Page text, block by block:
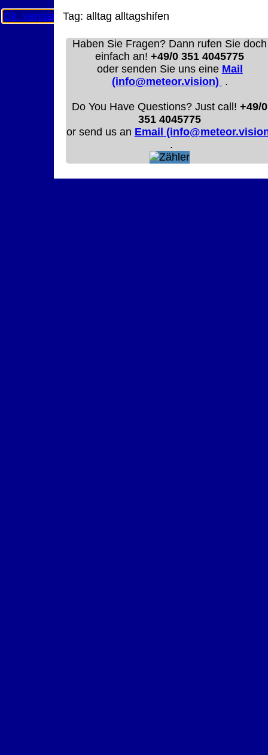
Tag: alltag alltagshifen
Haben Sie Fragen? Dann rufen Sie doch
einfach an!+49/0 351 4045775
oder senden Sie uns eine Mail
(info@meteor.vision) .
Do You Have Questions? Just call!+49/0
351 4045775
or send us an Email
.
Ok, verstanden Mehr Infos